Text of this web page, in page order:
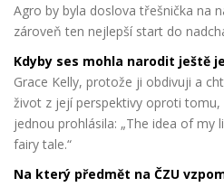
Agro by byla doslova třešnička na
zároveň ten nejlepší start do
Kdyby ses mohla narodit ještě
Grace Kelly, protože ji obdivuji a
život z její perspektivy oproti tomu,
jednou prohlásila: „The idea of my
fairy tale.“
Na který předmět na ČZU